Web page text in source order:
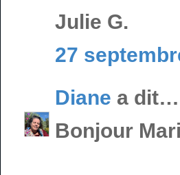
Julie G.
27
Diane a dit…
Bonjour